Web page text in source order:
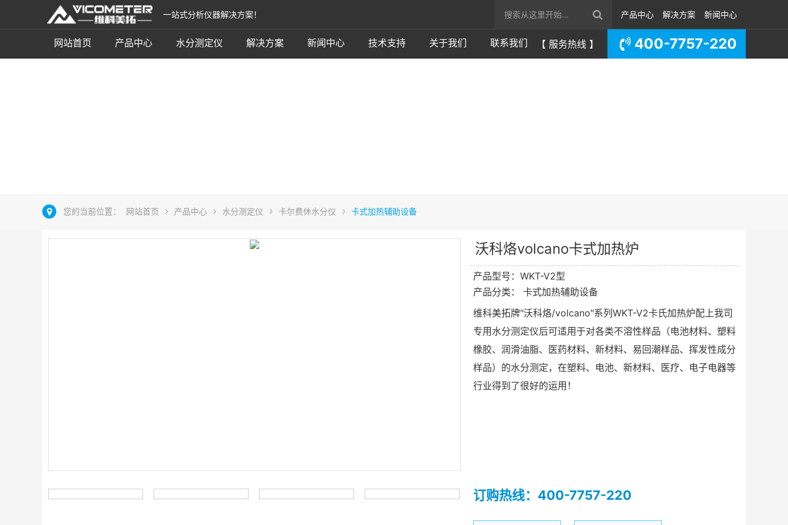
一站式分析仪器解决方案！ 产品中心 解决方案 新闻中心
网站首页 产品中心 水分测定仪 解决方案 新闻中心 技术支持 关于我们 联系我们 【 服务热线 】 400-7757-220
您的当前位置： 网站首页 产品中心 水分测定仪 卡尔费休水分仪 卡式加热辅助设备
沃科烙volcano卡式加热炉
产品型号：WKT-V2型
产品分类： 卡式加热辅助设备
维科美拓牌"沃科烙/volcano"系列WKT-V2卡氏加热炉配上我司
专用水分测定仪后可适用于对各类不溶性样品（电池材料、塑料
橡胶、润滑油脂、医药材料、新材料、易回潮样品、挥发性成分
样品）的水分测定，在塑料、电池、新材料、医疗、电子电器等
行业得到了很好的运用！
订购热线：400-7757-220